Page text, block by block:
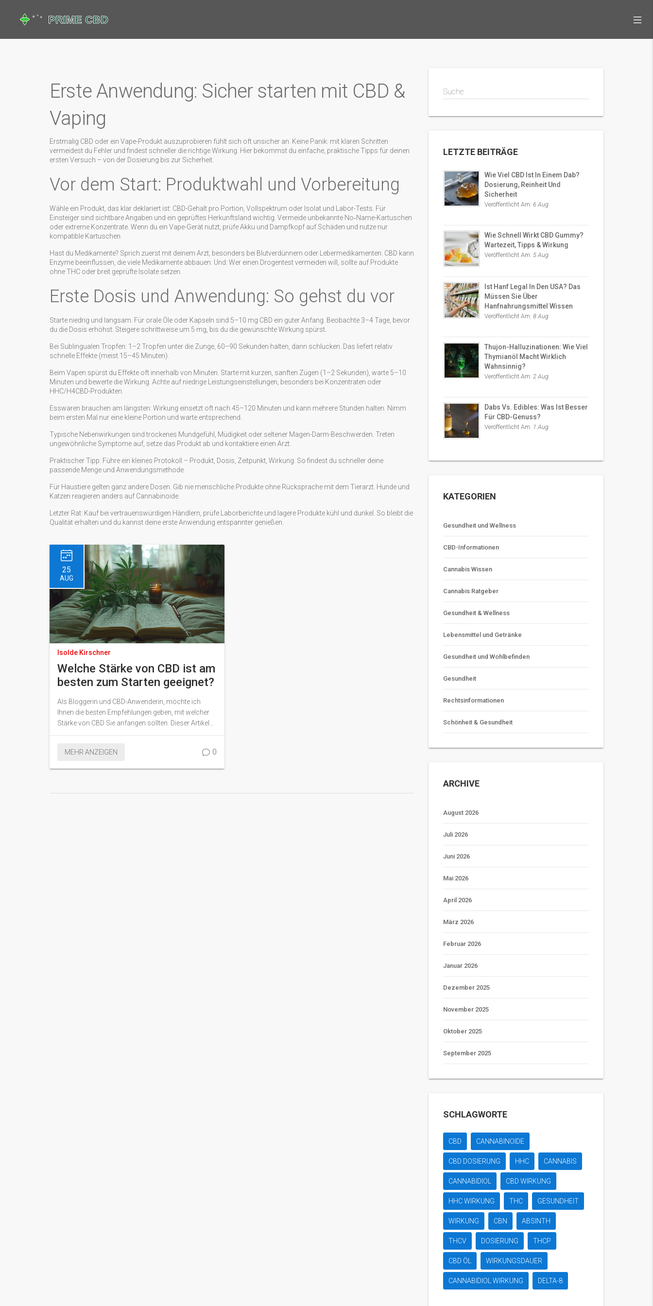
Erste Anwendung: Sicher starten mit CBD &
Vaping
Erstmalig CBD oder ein Vape-Produkt auszuprobieren fühlt sich oft unsicher an. Keine Panik: mit klaren Schritten
vermeidest du Fehler und findest schneller die richtige Wirkung. Hier bekommst du einfache, praktische Tipps für deinen
ersten Versuch – von der Dosierung bis zur Sicherheit.
Vor dem Start: Produktwahl und Vorbereitung
Wähle ein Produkt, das klar deklariert ist: CBD-Gehalt pro Portion, Vollspektrum oder Isolat und Labor-Tests. Für
Einsteiger sind sichtbare Angaben und ein geprüftes Herkunftsland wichtig. Vermeide unbekannte No‑Name-Kartuschen
oder extreme Konzentrate. Wenn du ein Vape-Gerät nutzt, prüfe Akku und Dampfkopf auf Schäden und nutze nur
kompatible Kartuschen.
Hast du Medikamente? Sprich zuerst mit deinem Arzt, besonders bei Blutverdünnern oder Lebermedikamenten. CBD kann
Enzyme beeinflussen, die viele Medikamente abbauen. Und: Wer einen Drogentest vermeiden will, sollte auf Produkte
ohne THC oder breit geprüfte Isolate setzen.
Erste Dosis und Anwendung: So gehst du vor
Starte niedrig und langsam. Für orale Öle oder Kapseln sind 5–10 mg CBD ein guter Anfang. Beobachte 3–4 Tage, bevor
du die Dosis erhöhst. Steigere schrittweise um 5 mg, bis du die gewünschte Wirkung spürst.
Bei Sublingualen Tropfen: 1–2 Tropfen unter die Zunge, 60–90 Sekunden halten, dann schlucken. Das liefert relativ
schnelle Effekte (meist 15–45 Minuten).
Beim Vapen spürst du Effekte oft innerhalb von Minuten. Starte mit kurzen, sanften Zügen (1–2 Sekunden), warte 5–10
Minuten und bewerte die Wirkung. Achte auf niedrige Leistungseinstellungen, besonders bei Konzentraten oder
HHC/H4CBD-Produkten.
Esswaren brauchen am längsten: Wirkung einsetzt oft nach 45–120 Minuten und kann mehrere Stunden halten. Nimm
beim ersten Mal nur eine kleine Portion und warte entsprechend.
Typische Nebenwirkungen sind trockenes Mundgefühl, Müdigkeit oder seltener Magen-Darm-Beschwerden. Treten
ungewöhnliche Symptome auf, setze das Produkt ab und kontaktiere einen Arzt.
Praktischer Tipp: Führe ein kleines Protokoll – Produkt, Dosis, Zeitpunkt, Wirkung. So findest du schneller deine
passende Menge und Anwendungsmethode.
Für Haustiere gelten ganz andere Dosen. Gib nie menschliche Produkte ohne Rücksprache mit dem Tierarzt. Hunde und
Katzen reagieren anders auf Cannabinoide.
Letzter Rat: Kauf bei vertrauenswürdigen Händlern, prüfe Laborberichte und lagere Produkte kühl und dunkel. So bleibt die
Qualität erhalten und du kannst deine erste Anwendung entspannter genießen.
25
AUG
Isolde Kirschner
Welche Stärke von CBD ist am
besten zum Starten geeignet?
Als Bloggerin und CBD-Anwenderin, möchte ich
Ihnen die besten Empfehlungen geben, mit welcher
Stärke von CBD Sie anfangen sollten. Dieser Artikel
deckt alle wichtigen Punkte ab, darunter die
besten geeignete für sich finden können. Sie erhalten
MEHR ANZEIGEN 0
Suche
LETZTE BEITRÄGE
Wie Viel CBD Ist In Einem Dab?
Dosierung, Reinheit Und
Sicherheit
Veröffentlicht Am: 6 Aug
Wie Schnell Wirkt CBD Gummy?
Wartezeit, Tipps & Wirkung
Veröffentlicht Am: 5 Aug
Ist Hanf Legal In Den USA? Das
Müssen Sie Über
Hanfnahrungsmittel Wissen
Veröffentlicht Am: 8 Aug
Thujon-Halluzinationen: Wie Viel
Thymianöl Macht Wirklich
Wahnsinnig?
Veröffentlicht Am: 2 Aug
Dabs Vs. Edibles: Was Ist Besser
Für CBD-Genuss?
Veröffentlicht Am: 1 Aug
KATEGORIEN
Gesundheit und Wellness
CBD-Informationen
Cannabis Wissen
Cannabis Ratgeber
Gesundheit & Wellness
Lebensmittel und Getränke
Gesundheit und Wohlbefinden
Gesundheit
Rechtsinformationen
Schönheit & Gesundheit
ARCHIVE
August 2026
Juli 2026
Juni 2026
Mai 2026
April 2026
März 2026
Februar 2026
Januar 2026
Dezember 2025
November 2025
Oktober 2025
September 2025
SCHLAGWORTE
CBD CANNABINOIDE
CBD DOSIERUNG HHC CANNABIS
CANNABIDIOL CBD WIRKUNG
HHC WIRKUNG THC GESUNDHEIT
WIRKUNG CBN ABSINTH
THCV DOSIERUNG THCP
CBD ÖL WIRKUNGSDAUER
CANNABIDIOL WIRKUNG DELTA-8